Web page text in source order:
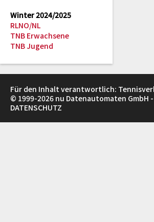
Winter 2024/2025
RLNO/NL
TNB Erwachsene
TNB Jugend
Für den Inhalt verantwortlich:
© 1999-2026 nu Datenautomaten
DATENSCHUTZ